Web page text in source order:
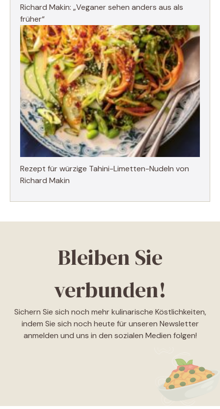
Richard Makin: „Veganer sehen anders aus als
früher“
Rezept für würzige Tahini-Limetten-Nudeln von
Richard Makin
Bleiben Sie
verbunden!
Sichern Sie sich noch mehr kulinarische Köstlichkeiten,
indem Sie sich noch heute für unseren Newsletter
anmelden und uns in den sozialen Medien folgen!